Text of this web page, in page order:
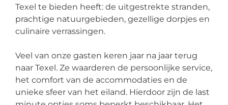
Texel te bieden heeft: de uitgestrekte stranden,
prachtige natuurgebieden, gezellige dorpjes en
culinaire verrassingen.
Veel van onze gasten keren jaar na jaar terug
naar Texel. Ze waarderen de persoonlijke service,
het comfort van de accommodaties en de
unieke sfeer van het eiland. Hierdoor zijn de last